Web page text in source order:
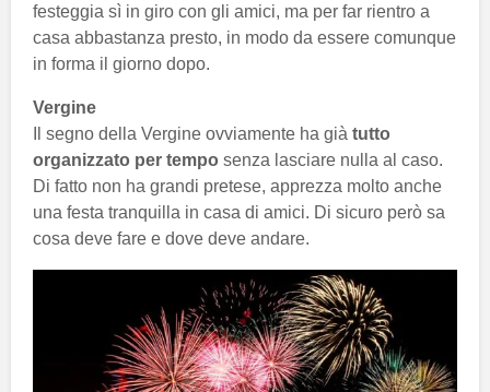
festeggia sì in giro con gli amici, ma per far rientro a
casa abbastanza presto, in modo da essere comunque
in forma il giorno dopo.
Vergine
Il segno della Vergine ovviamente ha già tutto
organizzato per tempo senza lasciare nulla al caso.
Di fatto non ha grandi pretese, apprezza molto anche
una festa tranquilla in casa di amici. Di sicuro però sa
cosa deve fare e dove deve andare.